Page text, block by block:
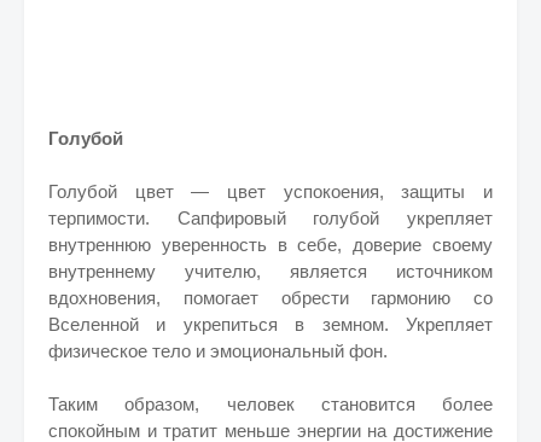
Голубой
Голубой цвет — цвет успокоения, защиты и
терпимости. Сапфировый голубой укрепляет
внутреннюю уверенность в себе, доверие своему
внутреннему учителю, является источником
вдохновения, помогает обрести гармонию со
Вселенной и укрепиться в земном. Укрепляет
физическое тело и эмоциональный фон.
Таким образом, человек становится более
спокойным и тратит меньше энергии на достижение